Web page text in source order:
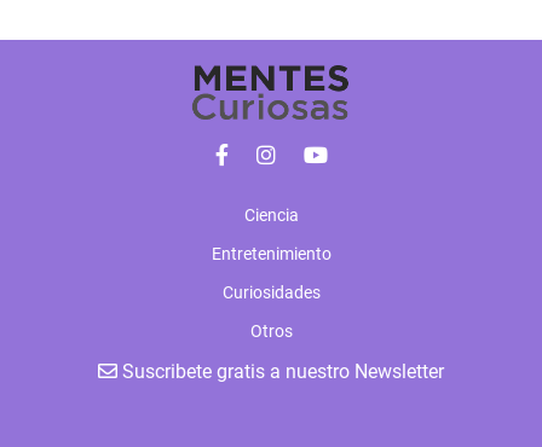
Ciencia
Entretenimiento
Curiosidades
Otros
Suscribete gratis a nuestro Newsletter